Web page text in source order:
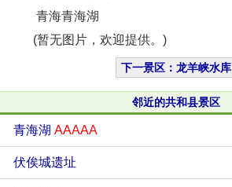
青海青海湖
(暂无图片，欢迎提供。)
下一景区：龙羊峡水库
邻近的共和县景区
青海湖 AAAAA
伏俟城遗址